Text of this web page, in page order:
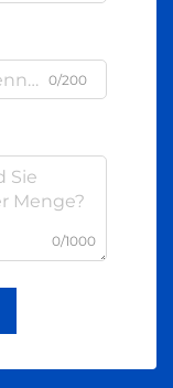
0/200
0/1000